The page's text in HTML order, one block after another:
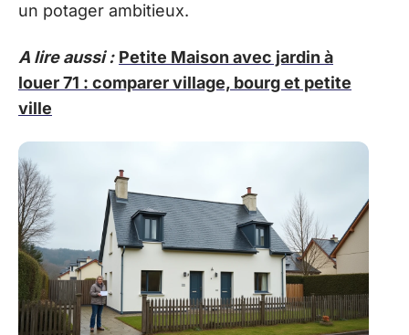
un potager ambitieux.
A lire aussi : Petite Maison avec jardin à
louer 71 : comparer village, bourg et petite
ville